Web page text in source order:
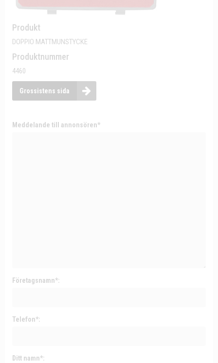
Produkt
DOPPIO MATTMUNSTYCKE
Produktnummer
4460
Grossistens sida
Meddelande till annonsören*
Företagsnamn*:
Telefon*:
Ditt namn*: